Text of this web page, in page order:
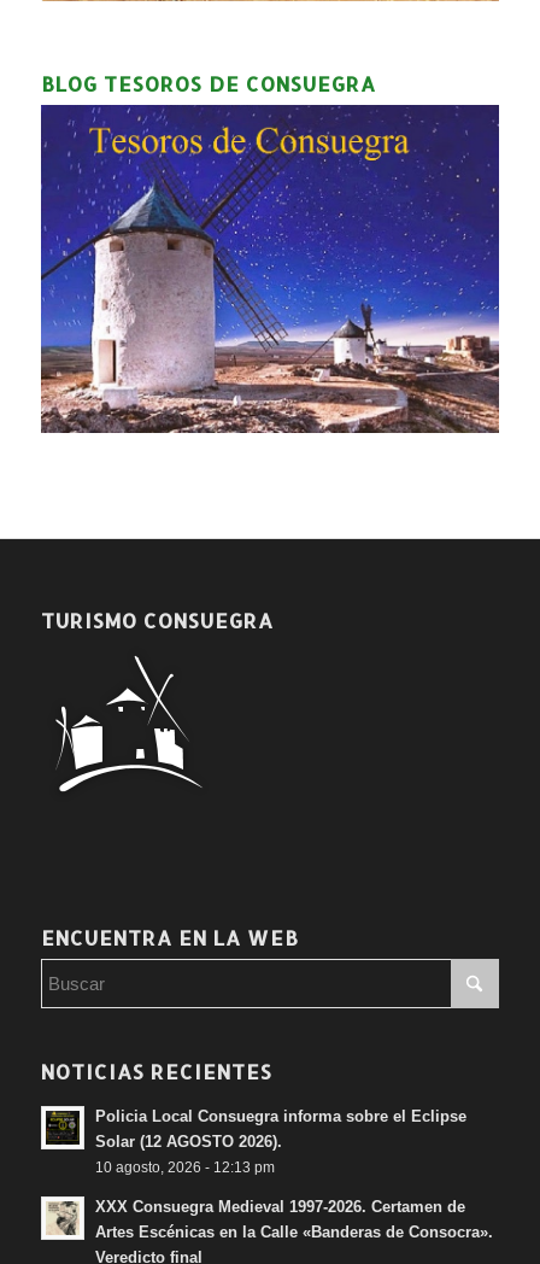
BLOG TESOROS DE CONSUEGRA
TURISMO CONSUEGRA
ENCUENTRA EN LA WEB
NOTICIAS RECIENTES
Policia Local Consuegra informa sobre el Eclipse
Solar (12 AGOSTO 2026).
10 agosto, 2026 - 12:13 pm
XXX Consuegra Medieval 1997-2026. Certamen de
Artes Escénicas en la Calle «Banderas de Consocra».
Veredicto final